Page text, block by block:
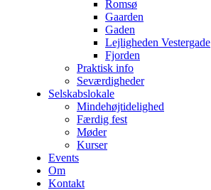
Romsø
Gaarden
Gaden
Lejligheden Vestergade
Fjorden
Praktisk info
Seværdigheder
Selskabslokale
Mindehøjtidelighed
Færdig fest
Møder
Kurser
Events
Om
Kontakt